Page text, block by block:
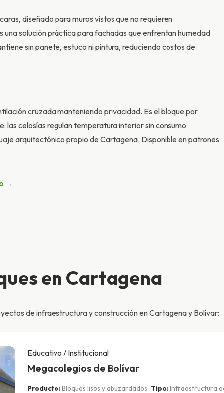
diseñado para muros vistos que no requieren
solución práctica para fachadas que enfrentan humedad
sin panete, estuco ni pintura, reduciendo costos de
cruzada manteniendo privacidad. Es el bloque por
las celosías regulan temperatura interior sin consumo
arquitectónico propio de Cartagena. Disponible en patrones
→
en Cartagena
de infraestructura y construcción en Cartagena y Bolívar:
Educativo / Institucional
Megacolegios de Bolívar
Producto: Bloques lisos y abuzardados · Tipo: Infraestructura